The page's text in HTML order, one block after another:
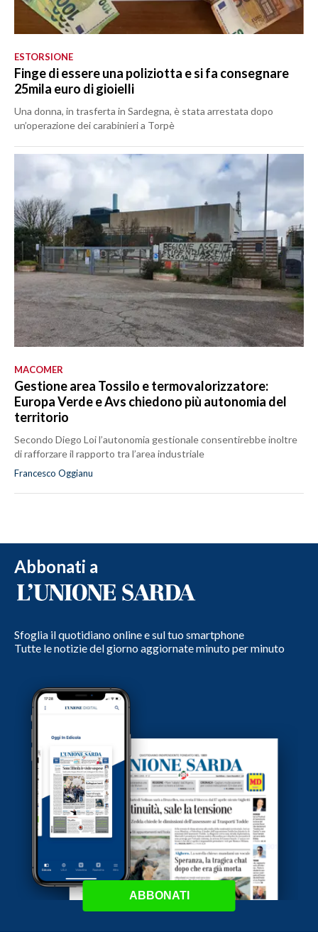
ESTORSIONE
Finge di essere una poliziotta e si fa consegnare
25mila euro di gioielli
Una donna, in trasferta in Sardegna, è stata arrestata dopo
un’operazione dei carabinieri a Torpè
MACOMER
Gestione area Tossilo e termovalorizzatore:
Europa Verde e Avs chiedono più autonomia del
territorio
Secondo Diego Loi l’autonomia gestionale consentirebbe inoltre
di rafforzare il rapporto tra l’area industriale
Francesco Oggianu
Abbonati a
Sfoglia il quotidiano online e sul tuo smartphone
Tutte le notizie del giorno aggiornate minuto per minuto
ABBONATI